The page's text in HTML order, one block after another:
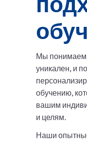
Мы
уникален, и
обучению,
вашим
и целям.
Наши